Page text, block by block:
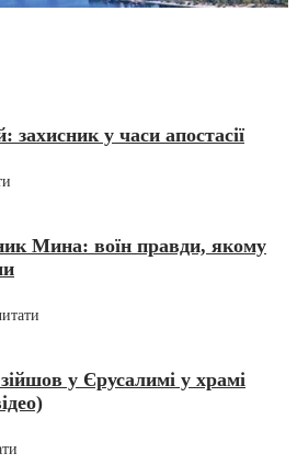
у часи апостасії
Мина: воїн правди, якому
у Єрусалимі у храмі